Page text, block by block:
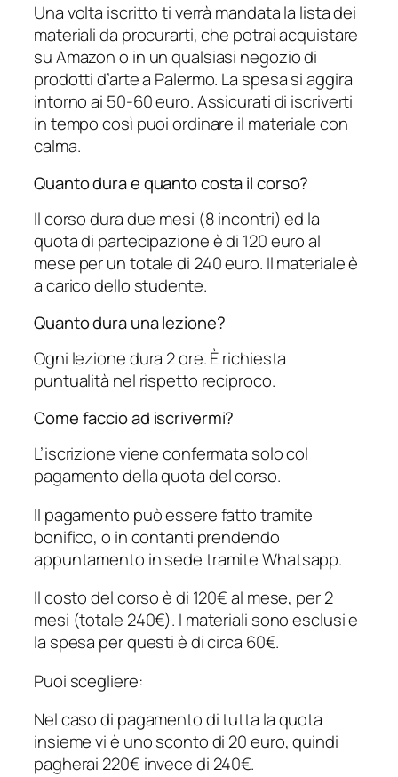
Una volta iscritto ti verrà mandata la lista dei
materiali da procurarti, che potrai acquistare
su Amazon o in un qualsiasi negozio di
prodotti d’arte a Palermo. La spesa si aggira
intorno ai 50-60 euro. Assicurati di iscriverti
in tempo così puoi ordinare il materiale con
calma.
Quanto dura e quanto costa il corso?
Il corso dura due mesi (8 incontri) ed la
quota di partecipazione è di 120 euro al
mese per un totale di 240 euro. Il materiale è
a carico dello studente.
Quanto dura una lezione?
Ogni lezione dura 2 ore. È richiesta
puntualità nel rispetto reciproco.
Come faccio ad iscrivermi?
L’iscrizione viene confermata solo col
pagamento della quota del corso.
Il pagamento può essere fatto tramite
bonifico, o in contanti prendendo
appuntamento in sede tramite Whatsapp.
Il costo del corso è di 120€ al mese, per 2
mesi (totale 240€). I materiali sono esclusi e
la spesa per questi è di circa 60€.
Puoi scegliere:
Nel caso di pagamento di tutta la quota
insieme vi è uno sconto di 20 euro, quindi
pagherai 220€ invece di 240€.